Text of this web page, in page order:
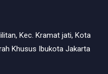
Kec. Kramat jati, Kota
Khusus Ibukota Jakarta